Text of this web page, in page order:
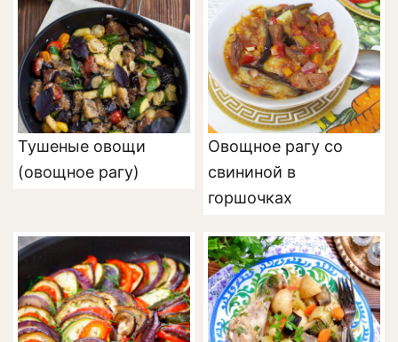
Тушеные овощи
(овощное рагу)
Овощное рагу со
свининой в
горшочках